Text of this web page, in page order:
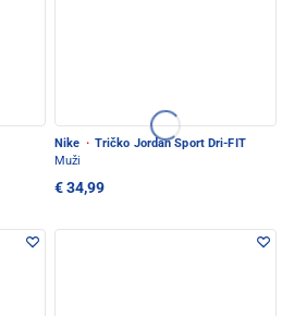
Nike · Tričko Jordan Sport Dri-FIT
Muži
€ 34,99